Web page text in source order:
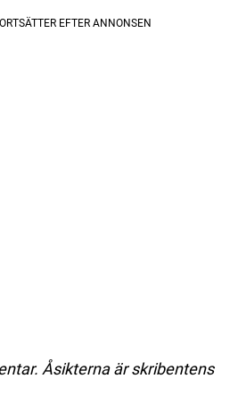
Åsikterna är skribentens